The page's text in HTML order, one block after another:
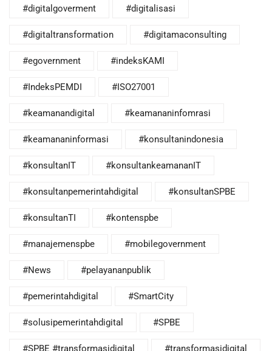
#digitalgoverment #digitalisasi
#digitaltransformation #digitamaconsulting
#egovernment #indeksKAMI
#IndeksPEMDI #ISO27001
#keamanandigital #keamananinfomrasi
#keamananinformasi #konsultanindonesia
#konsultanIT #konsultankeamananIT
#konsultanpemerintahdigital #konsultanSPBE
#konsultanTI #kontenspbe
#manajemenspbe #mobilegovernment
#News #pelayananpublik
#pemerintahdigital #SmartCity
#solusipemerintahdigital #SPBE
#SPBE #transformasidigital #transformasidigital